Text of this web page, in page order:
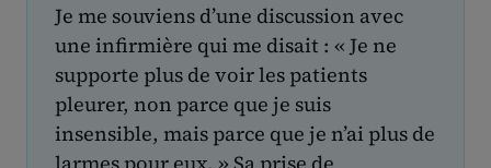
Je me souviens d’une discussion avec
une infirmière qui me disait : « Je ne
supporte plus de voir les patients
pleurer, non parce que je suis
insensible, mais parce que je n’ai plus de
larmes pour eux. » Sa prise de